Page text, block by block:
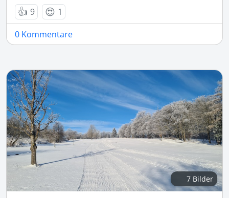
👍 9 😍 1
0 Kommentare
7 Bilder